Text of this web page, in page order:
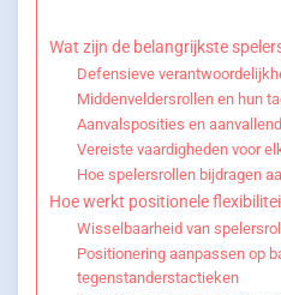
Wat zijn de belangrijkste
Defensieve
Middenveldersrollen en hun
Aanvalsposities en
Vereiste vaardigheden voor
Hoe spelersrollen bijdragen
Hoe werkt positionele
Wisselbaarheid van
Positionering aanpassen op
tegenstanderstactieken